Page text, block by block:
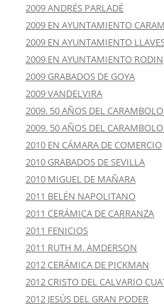
2009 ANDRÉS PARLADÉ
2009 EN AYUNTAMIENTO
2009 EN AYUNTAMIENTO
2009 EN AYUNTAMIENTO RODIN
2009 GRABADOS DE GOYA
2009 VANDELVIRA
2009. 50 AÑOS DEL
2009. 50 AÑOS DEL
2010 EN CÁMARA DE COMERCIO
2010 GRABADOS DE SEVILLA
2010 MIGUEL DE MAÑARA
2011 BELÉN NAPOLITANO
2011 CERÁMICA DE CARRANZA
2011 FENICIOS
2011 RUTH M. AMDERSON
2012 CERÁMICA DE PICKMAN
2012 CRISTO DEL CALVARIO
2012 JESÚS DEL GRAN PODER